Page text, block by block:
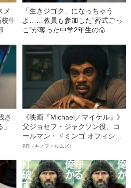
メ
校生
「生きジゴク」になっちゃう
よ……教員も参加した“葬式ごっ
こ”が奪った中学2年生の命
さ
《映画『Michael／マイケル』》
父ジョセフ・ジャクソン役、コ
ールマン・ドミンゴ オフィシャ
ルインタビュー“観客を魅了した
語る”《日本興収70億円突破》
PR（キノフィルムズ）